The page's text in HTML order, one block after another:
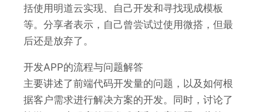
括使用明道云实现、自己开发和寻找现成模板
等。分享者表示，自己曾尝试过使用微搭，但最
后还是放弃了。
开发APP的流程与问题解答
主要讲述了前端代码开发量的问题，以及如何根
据客户需求进行解决方案的开发。同时，讨论了